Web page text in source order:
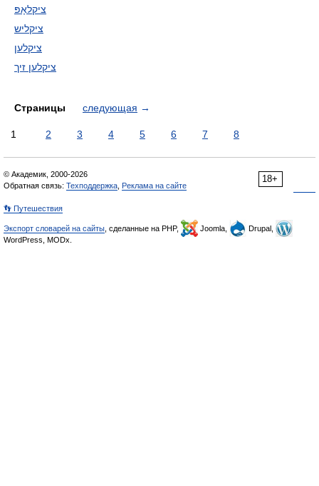
ציקלאָפּ
ציקליש
ציקלען
ציקלען זיך
Страницы следующая →
1 2 3 4 5 6 7 8
18+
© Академик, 2000-2026
Обратная связь: Техподдержка Реклама на сайте
👣 Путешествия
Экспорт словарей на сайты , сделанные на PHP, Joomla,
Drupal,
WordPress, MODx.